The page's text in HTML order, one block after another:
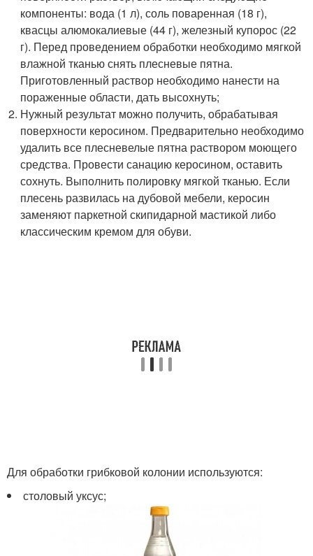
компоненты: вода (1 л), соль поваренная (18 г),
квасцы алюмокалиевые (44 г), железный купорос (22
г). Перед проведением обработки необходимо мягкой
влажной тканью снять плесневые пятна.
Приготовленный раствор необходимо нанести на
пораженные области, дать высохнуть;
Нужный результат можно получить, обрабатывая
поверхности керосином. Предварительно необходимо
удалить все плесневелые пятна раствором моющего
средства. Провести санацию керосином, оставить
сохнуть. Выполнить полировку мягкой тканью. Если
плесень развилась на дубовой мебели, керосин
заменяют паркетной скипидарной мастикой либо
классическим кремом для обуви.
Для обработки грибковой колонии используются:
столовый уксус;